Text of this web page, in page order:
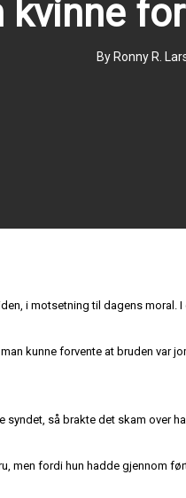
kvinne
By Ronny R.
i motsetning til dagens
kunne forvente at bruden var
syndet, så brakte det skam over
men fordi hun hadde gjennom